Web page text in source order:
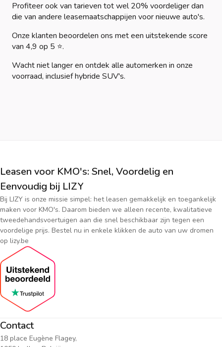
Profiteer ook van tarieven tot wel 20% voordeliger dan
die van andere leasemaatschappijen voor nieuwe auto's.
Onze klanten beoordelen ons met een uitstekende score
van 4,9 op 5 ⭐.
Wacht niet langer en ontdek alle automerken in onze
voorraad, inclusief hybride SUV's.
Leasen voor KMO's: Snel, Voordelig en
Eenvoudig bij LIZY
Bij LIZY is onze missie simpel: het leasen gemakkelijk en toegankelijk
maken voor KMO's. Daarom bieden we alleen recente, kwalitatieve
tweedehandsvoertuigen aan die snel beschikbaar zijn tegen een
voordelige prijs. Bestel nu in enkele klikken de auto van uw dromen
op lizy.be
Contact
18 place Eugène Flagey,